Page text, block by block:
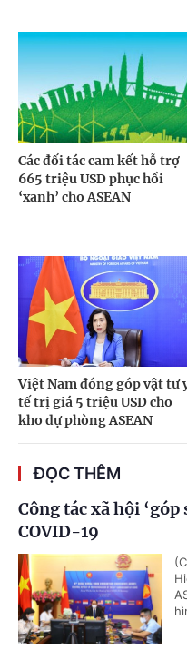
Các đối tác cam kết hỗ trợ
665 triệu USD phục hồi
‘xanh’ cho ASEAN
Việt Nam đóng góp vật tư
tế trị giá 5 triệu USD cho
kho dự phòng ASEAN
ĐỌC THÊM
Công tác xã hội
COVID-19